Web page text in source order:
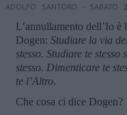
ADOLFO SANTORO - SABATO
L’annullamento dell’Io è
Dogen: Studiare la via
stesso. Studiare te
stesso. Dimenticare te
te l’Altro.
Che cosa ci dice Dogen?